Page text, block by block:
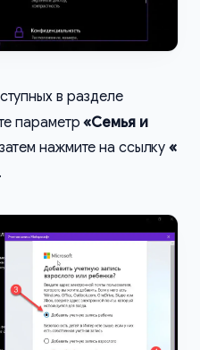
в разделе
параметр«Семья и
нажмите на ссылку«